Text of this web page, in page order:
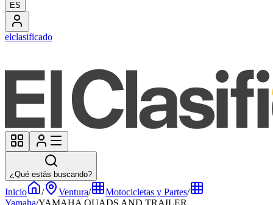
ES
elclasificado
¿Qué estás buscando?
Inicio / Ventura/ Motocicletas y Partes/
Yamaha/YAMAHA QUADS AND TRAILER